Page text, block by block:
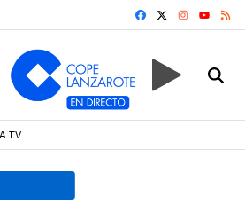
FACEBOOK
YOUTUBE
TV